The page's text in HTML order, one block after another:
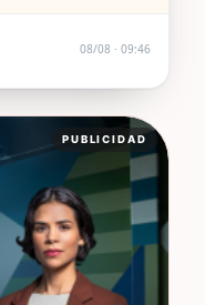
08/08 · 09:46
PUBLICIDAD